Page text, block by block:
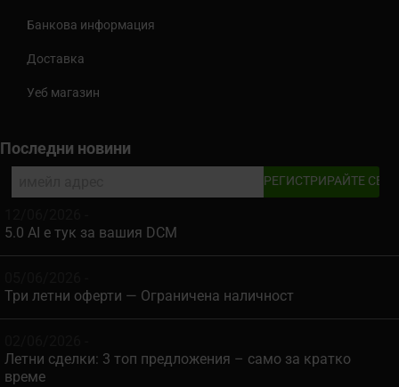
Банкова информация
Доставка
Уеб магазин
Последни новини
5.0 AI е тук за вашия DCM
Три летни оферти — Ограничена наличност
Летни сделки: 3 топ предложения – само за кратко
време